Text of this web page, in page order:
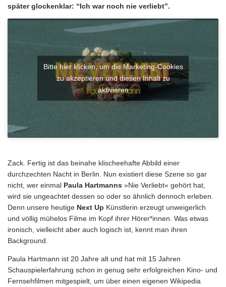
später glockenklar: “Ich war noch nie verliebt”.
Bitte hier klicken, um die Marketing-Cookies
zu akzeptieren und diesen Inhalt zu
aktivieren
Zack. Fertig ist das beinahe klischeehafte Abbild einer
durchzechten Nacht in Berlin. Nun existiert diese Szene so gar
nicht, wer einmal Paula Hartmanns »Nie Verliebt« gehört hat,
wird sie ungeachtet dessen so oder so ähnlich dennoch erleben.
Denn unsere heutige Next Up Künstlerin erzeugt unweigerlich
und völlig mühelos Filme im Kopf ihrer Hörer*innen. Was etwas
ironisch, vielleicht aber auch logisch ist, kennt man ihren
Background.
Paula Hartmann ist 20 Jahre alt und hat mit 15 Jahren
Schauspielerfahrung schon in genug sehr erfolgreichen Kino- und
Fernsehfilmen mitgespielt, um über einen eigenen Wikipedia